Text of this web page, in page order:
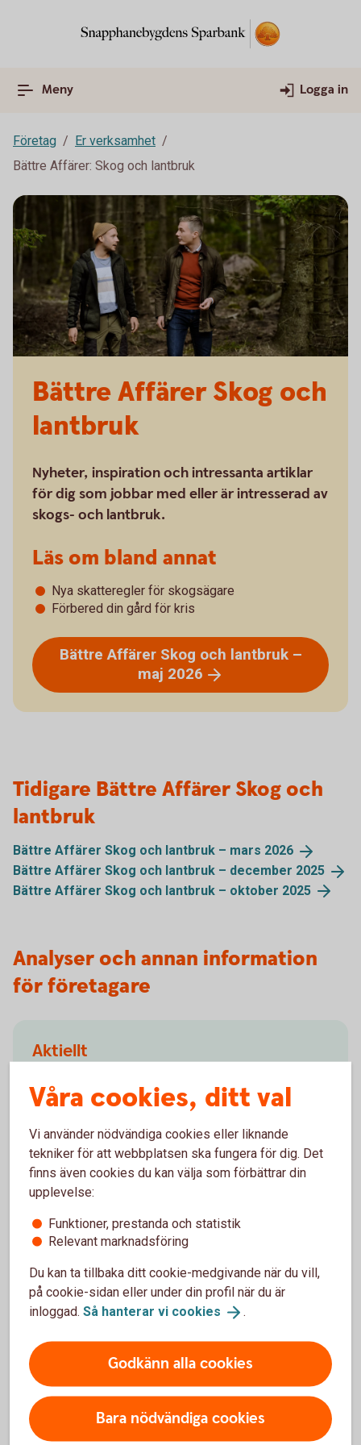
Meny Logga in
Företag
Er verksamhet
Bättre Affärer: Skog och lantbruk
Bättre Affärer Skog och
lantbruk
Nyheter, inspiration och intressanta artiklar
för dig som jobbar med eller är intresserad av
skogs- och lantbruk.
Läs om bland annat
Nya skatteregler för skogsägare
Förbered din gård för kris
Bättre Affärer Skog och lantbruk –
maj 2026
Tidigare Bättre Affärer Skog och
lantbruk
Bättre Affärer Skog och lantbruk – mars 2026
Bättre Affärer Skog och lantbruk – december 2025
Bättre Affärer Skog och lantbruk – oktober 2025
Analyser och annan information
för företagare
Aktiellt
Dagliga bolagsanalyser, börskommentarer,
aktierekommendationer, förvaltarkommentarer och
Aktiellt(swedbank-aktiellt.se)
Makroanalys
Konjunkturbevakning och löpande omvärldsanalyser
kring svensk och internationell ekonomi.
Prenumerera på Swedbank Makroanalys
(swedbank-research.com)
Våra cookies, ditt val
Vi använder nödvändiga cookies eller liknande
tekniker för att webbplatsen ska fungera för dig. Det
finns även cookies du kan välja som förbättrar din
upplevelse:
Funktioner, prestanda och statistik
Relevant marknadsföring
Du kan ta tillbaka ditt cookie-medgivande när du vill,
på cookie-sidan eller under din profil när du är
inloggad. Så hanterar vi cookies .
Godkänn alla cookies
Bara nödvändiga cookies